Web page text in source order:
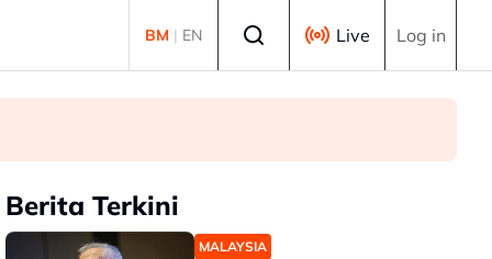
BM | EN Live Log in
Berita Terkini
MALAYSIA